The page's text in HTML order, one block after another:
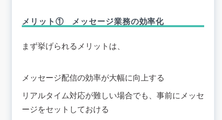
メリット① メッセージ業務の効率化
まず挙げられるメリットは、
メッセージ配信の効率が大幅に向上する
リアルタイム対応が難しい場合でも、事前にメッセ
ージをセットしておける